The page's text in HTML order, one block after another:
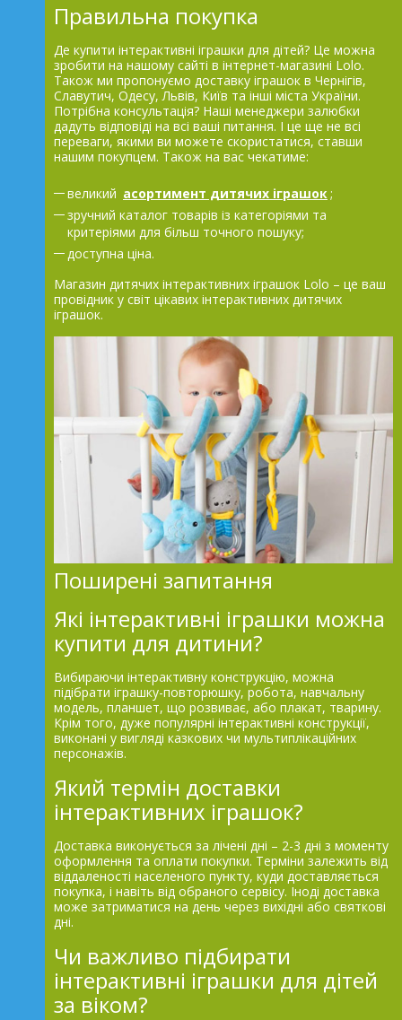
Правильна покупка
Де купити інтерактивні іграшки для дітей? Це можна
зробити на нашому сайті в інтернет-магазині Lolo.
Також ми пропонуємо доставку іграшок в Чернігів,
Славутич, Одесу, Львів, Київ та інші міста України.
Потрібна консультація? Наші менеджери залюбки
дадуть відповіді на всі ваші питання. І це ще не всі
переваги, якими ви можете скористатися, ставши
нашим покупцем. Також на вас чекатиме:
великий асортимент дитячих іграшок;
зручний каталог товарів із категоріями та
критеріями для більш точного пошуку;
доступна ціна.
Магазин дитячих інтерактивних іграшок Lolo – це ваш
провідник у світ цікавих інтерактивних дитячих
іграшок.
Поширені запитання
Які інтерактивні іграшки можна
купити для дитини?
Вибираючи інтерактивну конструкцію, можна
підібрати іграшку-повторюшку, робота, навчальну
модель, планшет, що розвиває, або плакат, тварину.
Крім того, дуже популярні інтерактивні конструкції,
виконані у вигляді казкових чи мультиплікаційних
персонажів.
Який термін доставки
інтерактивних іграшок?
Доставка виконується за лічені дні – 2-3 дні з моменту
оформлення та оплати покупки. Терміни залежить від
віддаленості населеного пункту, куди доставляється
покупка, і навіть від обраного сервісу. Іноді доставка
може затриматися на день через вихідні або святкові
дні.
Чи важливо підбирати
інтерактивні іграшки для дітей
за віком?